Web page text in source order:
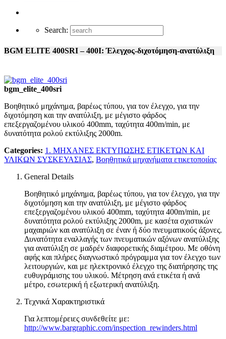
Search:
BGM ELITE 400SRI – 400I: Έλεγχος-διχοτόμηση-ανατύλιξη
bgm_elite_400sri
Βοηθητικό μηχάνημα, βαρέως τύπου, για τον έλεγχο, για την
διχοτόμηση και την ανατύλιξη, με μέγιστο φάρδος
επεξεργαζομένου υλικού 400mm, ταχύτητα 400m/min, με
δυνατότητα ρολού εκτύλιξης 2000m.
Categories: 1. ΜΗΧΑΝΕΣ ΕΚΤΥΠΩΣΗΣ ΕΤΙΚΕΤΩΝ ΚΑΙ
ΥΛΙΚΩΝ ΣΥΣΚΕΥΑΣΙΑΣ, Βοηθητικά μηχανήματα ετικετοποιίας
General Details
Βοηθητικό μηχάνημα, βαρέως τύπου, για τον έλεγχο, για την
διχοτόμηση και την ανατύλιξη, με μέγιστο φάρδος
επεξεργαζομένου υλικού 400mm, ταχύτητα 400m/min, με
δυνατότητα ρολού εκτύλιξης 2000m, με κασέτα σχιστικών
μαχαιριών και ανατύλιξη σε έναν ή δύο πνευματικούς άξονες.
Δυνατότητα εναλλαγής των πνευματικών αξόνων ανατύλιξης
για ανατύλιξη σε μαδρέν διαφορετικής διαμέτρου. Με οθόνη
αφής και πλήρες διαγνωστικό πρόγραμμα για τον έλεγχο των
λειτουργιών, και με ηλεκτρονικό έλεγχο της διατήρησης της
ευθυγράμισης του υλικού. Μέτρηση ανά ετικέτα ή ανά
μέτρο, εσωτερική ή εξωτερική ανατύλιξη.
Τεχνικά Χαρακτηριστικά
Για λεπτομέρειες συνδεθείτε με:
http://www.bargraphic.com/inspection_rewinders.html